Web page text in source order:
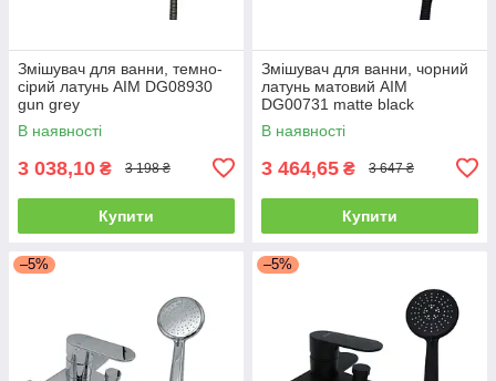
Змішувач для ванни, темно-
сірий латунь AIM DG08930
gun grey
В наявності
3 038,10 ₴ 3 198 ₴
Купити
Змішувач для ванни, чорний
латунь матовий AIM
DG00731 matte black
В наявності
3 464,65 ₴ 3 647 ₴
Купити
–5% –5%